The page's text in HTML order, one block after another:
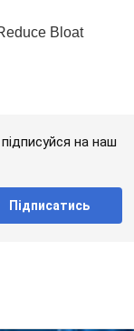
на наш
Підписатись